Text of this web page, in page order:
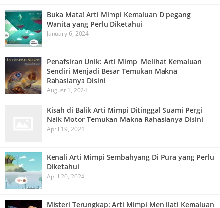
Buka Mata! Arti Mimpi Kemaluan Dipegang
Wanita yang Perlu Diketahui
January 6, 2024
Penafsiran Unik: Arti Mimpi Melihat Kemaluan
Sendiri Menjadi Besar Temukan Makna
Rahasianya Disini
August 1, 2024
Kisah di Balik Arti Mimpi Ditinggal Suami Pergi
Naik Motor Temukan Makna Rahasianya Disini
April 19, 2024
Kenali Arti Mimpi Sembahyang Di Pura yang Perlu
Diketahui
April 20, 2024
Misteri Terungkap: Arti Mimpi Menjilati Kemaluan